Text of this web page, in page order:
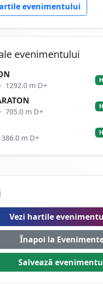
evenimentului
evenimentului
· 1292.0 m D+
· 705.0 m D+
386.0 m D+
Vezi hartile
Înapoi la
Salvează